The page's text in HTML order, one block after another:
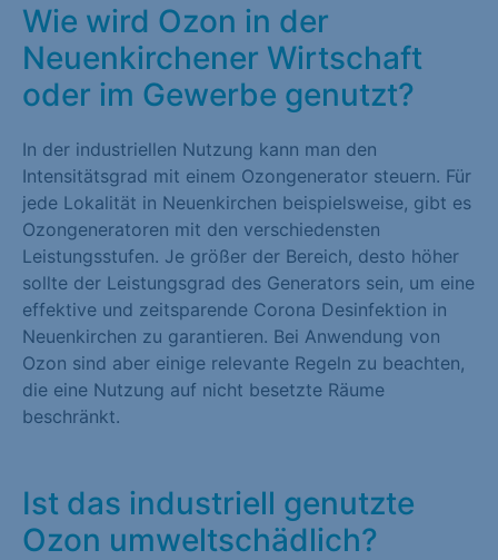
Wie wird Ozon in der
Neuenkirchener Wirtschaft
oder im Gewerbe genutzt?
In der industriellen Nutzung kann man den
Intensitätsgrad mit einem Ozongenerator steuern. Für
jede Lokalität in Neuenkirchen beispielsweise, gibt es
Ozongeneratoren mit den verschiedensten
Leistungsstufen. Je größer der Bereich, desto höher
sollte der Leistungsgrad des Generators sein, um eine
effektive und zeitsparende Corona Desinfektion in
Neuenkirchen zu garantieren. Bei Anwendung von
Ozon sind aber einige relevante Regeln zu beachten,
die eine Nutzung auf nicht besetzte Räume
beschränkt.
Ist das industriell genutzte
Ozon umweltschädlich?